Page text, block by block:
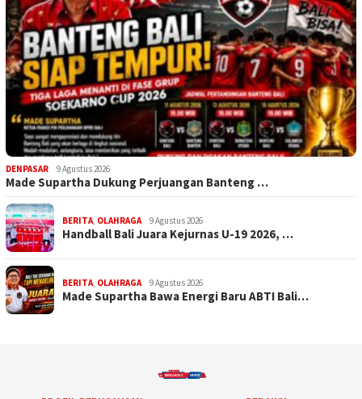
DENPASAR 9 Agustus 2026
Made Supartha Dukung Perjuangan Banteng …
BERITA OLAHRAGA 9 Agustus 2026
Handball Bali Juara Kejurnas U-19 2026, …
BERITA OLAHRAGA 9 Agustus 2026
Made Supartha Bawa Energi Baru ABTI Bali…